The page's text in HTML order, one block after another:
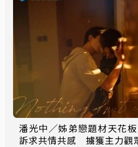
潘光中／姊弟戀題材天花板
訴求共情共感 擄獲主力觀